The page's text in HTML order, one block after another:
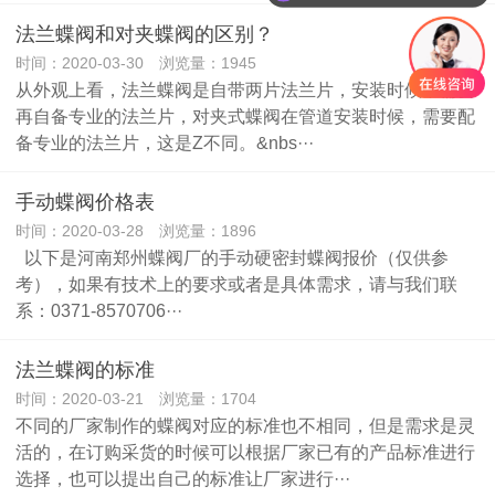
法兰蝶阀和对夹蝶阀的区别？
时间：2020-03-30 浏览量：1945
从外观上看，法兰蝶阀是自带两片法兰片，安装时候不需要
再自备专业的法兰片，对夹式蝶阀在管道安装时候，需要配
备专业的法兰片，这是Z不同。&nbs···
手动蝶阀价格表
时间：2020-03-28 浏览量：1896
以下是河南郑州蝶阀厂的手动硬密封蝶阀报价（仅供参
考），如果有技术上的要求或者是具体需求，请与我们联
系：0371-8570706···
法兰蝶阀的标准
时间：2020-03-21 浏览量：1704
不同的厂家制作的蝶阀对应的标准也不相同，但是需求是灵
活的，在订购采货的时候可以根据厂家已有的产品标准进行
选择，也可以提出自己的标准让厂家进行···
你们是怎么收费的呢？